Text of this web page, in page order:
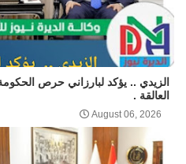
الزيدي .. يؤكد لبارزاني حرص
العالقة .
August 06, 2026